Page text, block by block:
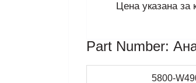
Цена указана за
Part Number:
5800-